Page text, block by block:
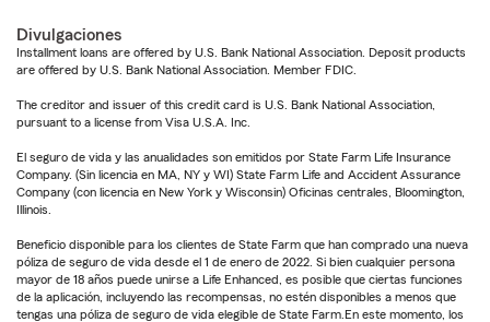
Divulgaciones
Installment loans are offered by U.S. Bank National Association. Deposit products
are offered by U.S. Bank National Association. Member FDIC.
The creditor and issuer of this credit card is U.S. Bank National Association,
pursuant to a license from Visa U.S.A. Inc.
El seguro de vida y las anualidades son emitidos por State Farm Life Insurance
Company. (Sin licencia en MA, NY y WI) State Farm Life and Accident Assurance
Company (con licencia en New York y Wisconsin) Oficinas centrales, Bloomington,
Illinois.
Beneficio disponible para los clientes de State Farm que han comprado una nueva
póliza de seguro de vida desde el 1 de enero de 2022. Si bien cualquier persona
mayor de 18 años puede unirse a Life Enhanced, es posible que ciertas funciones
de la aplicación, incluyendo las recompensas, no estén disponibles a menos que
tengas una póliza de seguro de vida elegible de State Farm.En este momento, los